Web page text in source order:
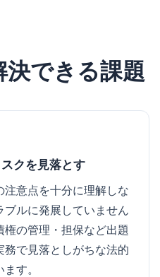
決できる課題
クを見落とす
意点を十分に理解しな
ルに発展していません
の管理・担保など出題
で見落としがちな法的
す。